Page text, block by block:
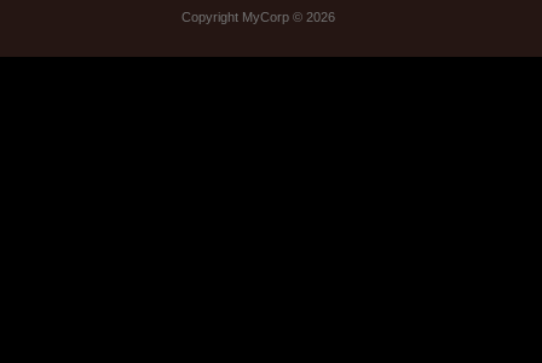
Copyright MyCorp © 2026